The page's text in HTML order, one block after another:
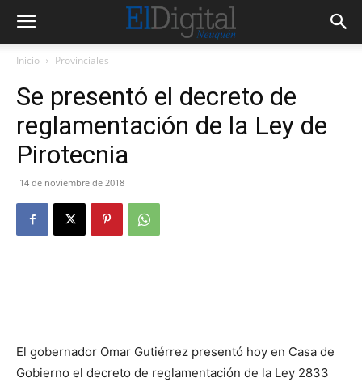
Inicio Provinciales
Se presentó el decreto de
reglamentación de la Ley de
Pirotecnia
14 de noviembre de 2018
El gobernador Omar Gutiérrez presentó hoy en Casa de
Gobierno el decreto de reglamentación de la Ley 2833